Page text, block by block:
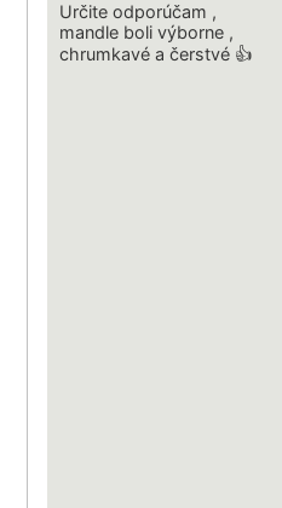
Určite odporúčam ,
mandle boli výborne ,
chrumkavé a čerstvé 👍